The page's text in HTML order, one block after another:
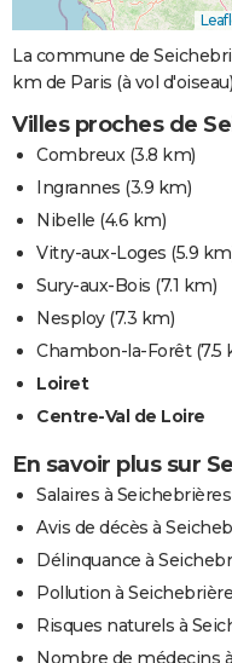
La commune de
km de Paris (à vol
Villes proches de
Combreux(3.8 km)
Ingrannes (3.9 km)
Nibelle (4.6 km)
Vitry-aux-Loges (5.9
Sury-aux-Bois (7.1 km)
Nesploy(7.3 km)
Chambon-la-Forêt(7.5
Loiret
Centre-Val de Loire
En savoir plus sur
Salaires à Seichebrières
Avis de décès à
Délinquance à
Pollution à
Risques naturels à
Nombre de médecins